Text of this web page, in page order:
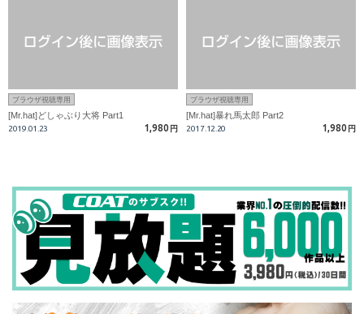
ブラウザ視聴専用
[Mr.hat]どしゃぶり大将 Part1
2019.01.23 1,980 円
ブラウザ視聴専用
[Mr.hat]暴れ馬太郎 Part2
2017.12.20 1,980 円